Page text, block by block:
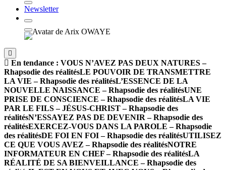
Newsletter
En tendance : VOUS N’AVEZ PAS DEUX NATURES –
Rhapsodie des réalitésLE POUVOIR DE TRANSMETTRE
LA VIE – Rhapsodie des réalitésL’ESSENCE DE LA
NOUVELLE NAISSANCE – Rhapsodie des réalitésUNE
PRISE DE CONSCIENCE – Rhapsodie des réalitésLA VIE
PAR LE FILS – JÉSUS-CHRIST – Rhapsodie des
réalitésN’ESSAYEZ PAS DE DEVENIR – Rhapsodie des
réalitésEXERCEZ-VOUS DANS LA PAROLE – Rhapsodie
des réalitésDE FOI EN FOI – Rhapsodie des réalitésUTILISEZ
CE QUE VOUS AVEZ – Rhapsodie des réalitésNOTRE
INFORMATEUR EN CHEF – Rhapsodie des réalitésLA
RÉALITÉ DE SA BIENVEILLANCE – Rhapsodie des